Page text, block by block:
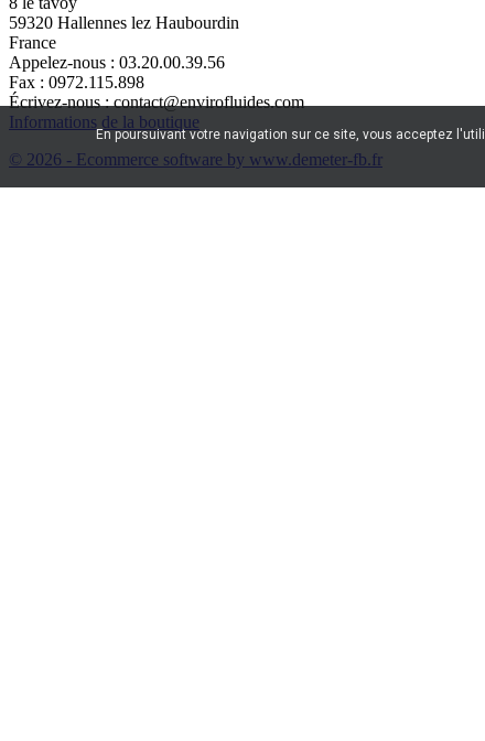
59320 Hallennes lez Haubourdin
France
Appelez-nous : 03.20.00.39.56
Fax : 0972.115.898
Écrivez-nous :contact@envirofluides.com
Informations de la boutique
© 2026 - Ecommerce software by www.demeter-fb.fr
En poursuivant votre navigation sur ce site, vous acceptez